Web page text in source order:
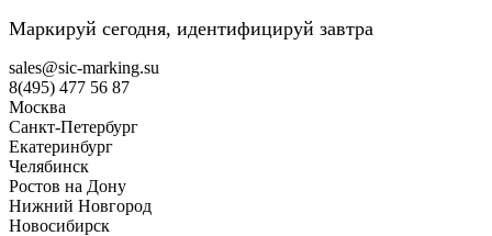
Маркируй сегодня, идентифицируй завтра
sales@sic-marking.su
8(495) 477 56 87
Москва
Санкт-Петербург
Екатеринбург
Челябинск
Ростов на Дону
Нижний Новгород
Новосибирск